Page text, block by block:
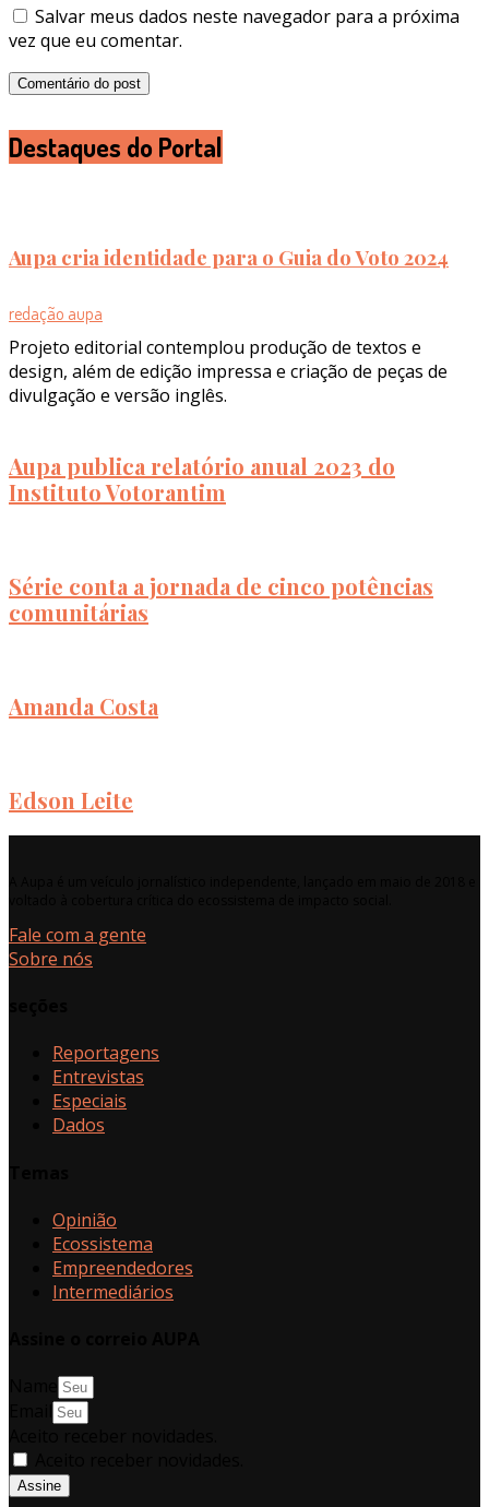
Salvar meus dados neste navegador para a próxima
vez que eu comentar.
Destaques do Portal
Aupa cria identidade para o Guia do Voto 2024
redação aupa
Projeto editorial contemplou produção de textos e
design, além de edição impressa e criação de peças de
divulgação e versão inglês.
Aupa publica relatório anual 2023 do
Instituto Votorantim
Série conta a jornada de cinco potências
comunitárias
Amanda Costa
Edson Leite
Fale com a gente
Sobre nós
Reportagens
Entrevistas
Especiais
Dados
Opinião
Ecossistema
Empreendedores
Intermediários
Assine